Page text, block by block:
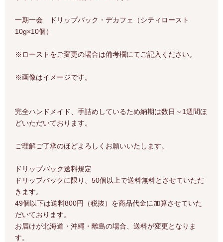
一期一会 ドリップバック・デカフェ（シティロースト
10g×10個）
※ローストをご変更の場合は備考欄にてご記入ください。
※画像はイメージです。
完全ハンドメイド、手詰めしているため納期は数日～1週間ほ
どいただいております。
ご理解ご了承のほどよろしくお願いいたします。
ドリップバック送料規定
ドリップバックに限り、50個以上で送料無料とさせていただ
きます。
49個以下は送料800円（税抜）を商品代金に加算させていた
だいております。
お届けが北海道・沖縄・離島の場合、送料が変更となりま
す。